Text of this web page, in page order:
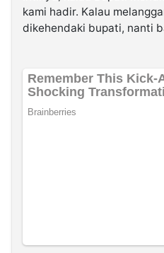
kami hadir. Kalau
dikehendaki bupati, nanti